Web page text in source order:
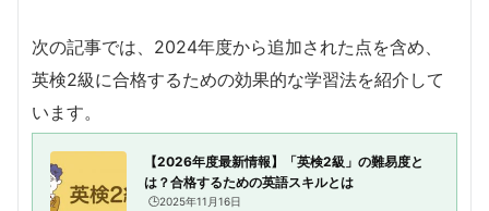
次の記事では、2024年度から追加された点を含め、
英検2級に合格するための効果的な学習法を紹介して
います。
【2026年度最新情報】「英検2級」の難易度と
は？合格するための英語スキルとは
🕒️2025年11月16日